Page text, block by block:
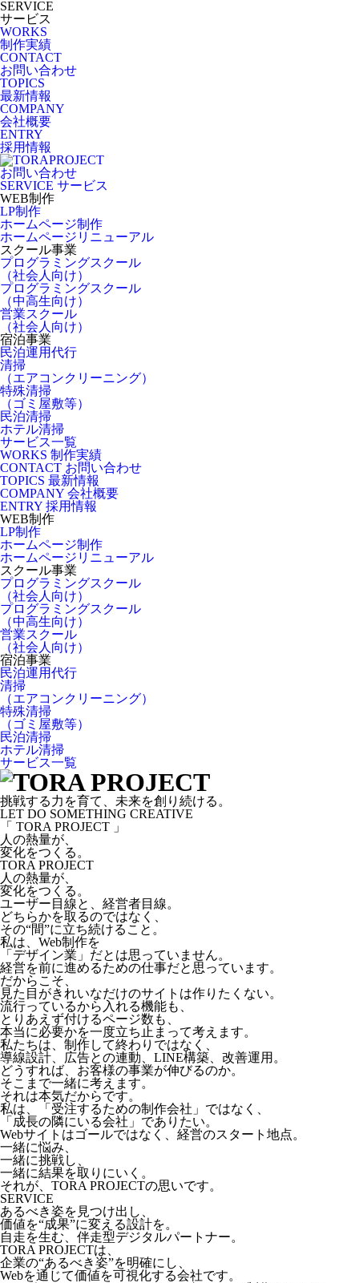
SERVICE
サービス
WORKS
制作実績
CONTACT
お問い合わせ
TOPICS
最新情報
COMPANY
会社概要
ENTRY
採用情報
お問い合わせ
SERVICE サービス
WEB制作
LP制作
ホームページ制作
ホームページリニューアル
スクール事業
プログラミングスクール
（社会人向け）
プログラミングスクール
（中高生向け）
営業スクール
（社会人向け）
宿泊事業
民泊運用代行
清掃
（エアコンクリーニング）
特殊清掃
（ゴミ屋敷等）
民泊清掃
ホテル清掃
サービス一覧
WORKS 制作実績
CONTACT お問い合わせ
TOPICS 最新情報
COMPANY 会社概要
ENTRY 採用情報
WEB制作
LP制作
ホームページ制作
ホームページリニューアル
スクール事業
プログラミングスクール
（社会人向け）
プログラミングスクール
（中高生向け）
営業スクール
（社会人向け）
宿泊事業
民泊運用代行
清掃
（エアコンクリーニング）
特殊清掃
（ゴミ屋敷等）
民泊清掃
ホテル清掃
サービス一覧
挑戦する力を育て、未来を創り続ける。
LET DO SOMETHING CREATIVE
「 TORA PROJECT 」
人の熱量が、
変化をつくる。
TORA PROJECT
人の熱量が、
変化をつくる。
ユーザー目線と、経営者目線。
どちらかを取るのではなく、
その“間”に立ち続けること。
私は、Web制作を
「デザイン業」だとは思っていません。
経営を前に進めるための仕事だと思っています。
だからこそ、
見た目がきれいなだけのサイトは作りたくない。
流行っているから入れる機能も、
とりあえず付けるページ数も、
本当に必要かを一度立ち止まって考えます。
私たちは、制作して終わりではなく、
導線設計、広告との連動、LINE構築、改善運用。
どうすれば、お客様の事業が伸びるのか。
そこまで一緒に考えます。
それは本気だからです。
私は、「受注するための制作会社」ではなく、
「成長の隣にいる会社」でありたい。
Webサイトはゴールではなく、経営のスタート地点。
一緒に悩み、
一緒に挑戦し、
一緒に結果を取りにいく。
それが、TORA PROJECTの思いです。
SERVICE
あるべき姿を見つけ出し、
価値を“成果”に変える設計を。
自走を生む、伴走型デジタルパートナー。
TORA PROJECTは、
企業の“あるべき姿”を明確にし、
Webを通じて価値を可視化する会社です。